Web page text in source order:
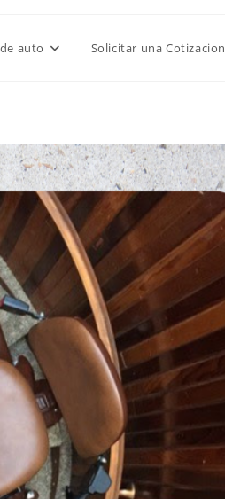
auto Solicitar una Cotizacion